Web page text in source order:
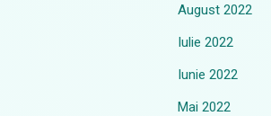
August 2022
Iulie 2022
Iunie 2022
Mai 2022